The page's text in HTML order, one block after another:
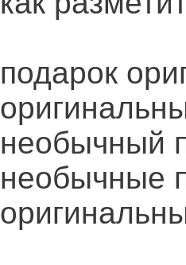
подарок
необычный
необычные